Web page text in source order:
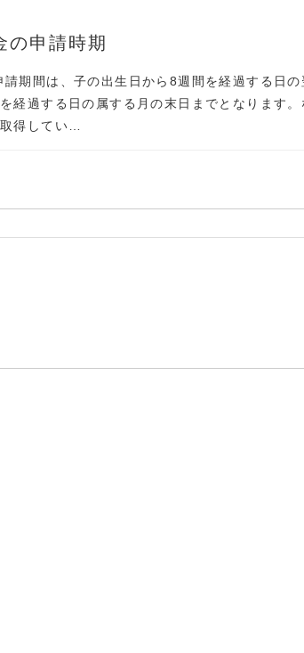
の申請時期
期間は、子の出生日から8週間を経過する日の
経過する日の属する月の末日までとなります。
得してい…